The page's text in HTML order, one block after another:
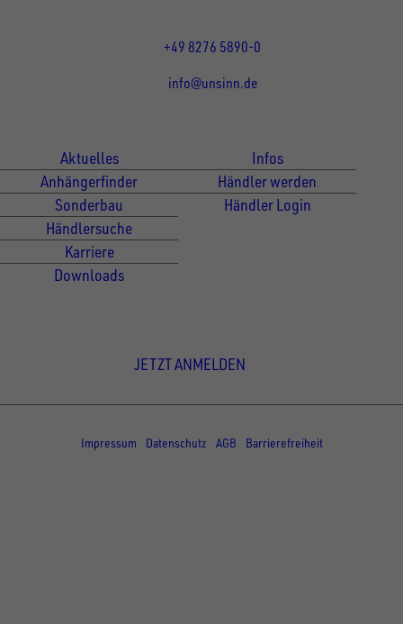
+49 8276 5890-0
info@unsinn.de
Aktuelles
Anhängerfinder
Sonderbau
Händlersuche
Karriere
Downloads
Infos
Händler werden
Händler Login
JETZT ANMELDEN
Impressum
Datenschutz AGB Barrierefreiheit